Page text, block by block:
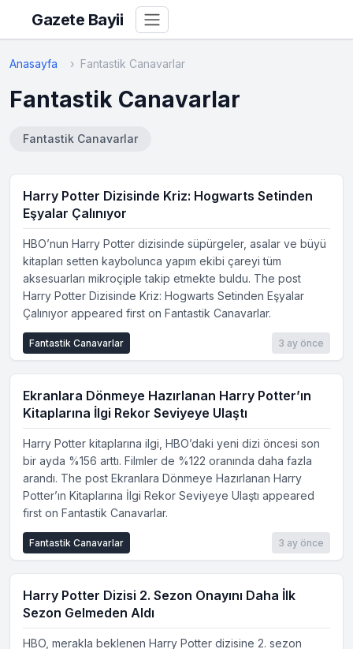
Gazete Bayii
Anasayfa Fantastik Canavarlar
Fantastik Canavarlar
Fantastik Canavarlar
Harry Potter Dizisinde Kriz: Hogwarts Setinden
Eşyalar Çalınıyor
HBO’nun Harry Potter dizisinde süpürgeler, asalar ve büyü
kitapları setten kaybolunca yapım ekibi çareyi tüm
aksesuarları mikroçiple takip etmekte buldu. The post
Harry Potter Dizisinde Kriz: Hogwarts Setinden Eşyalar
Çalınıyor appeared first on Fantastik Canavarlar.
3 ay önce
Fantastik Canavarlar
Ekranlara Dönmeye Hazırlanan Harry Potter’ın
Kitaplarına İlgi Rekor Seviyeye Ulaştı
Harry Potter kitaplarına ilgi, HBO’daki yeni dizi öncesi son
bir ayda %156 arttı. Filmler de %122 oranında daha fazla
arandı. The post Ekranlara Dönmeye Hazırlanan Harry
Potter’ın Kitaplarına İlgi Rekor Seviyeye Ulaştı appeared
first on Fantastik Canavarlar.
3 ay önce
Fantastik Canavarlar
Harry Potter Dizisi 2. Sezon Onayını Daha İlk
Sezon Gelmeden Aldı
HBO, merakla beklenen Harry Potter dizisine 2. sezon